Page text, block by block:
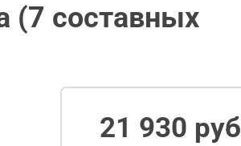
(7 составных
21 930 руб